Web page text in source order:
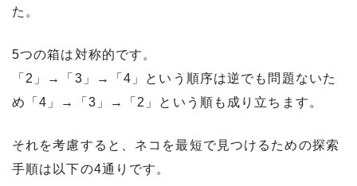
た。
5つの箱は対称的です。
「2」→「3」→「4」という順序は逆でも問題ないた
め「4」→「3」→「2」という順も成り立ちます。
それを考慮すると、ネコを最短で見つけるための探索
手順は以下の4通りです。